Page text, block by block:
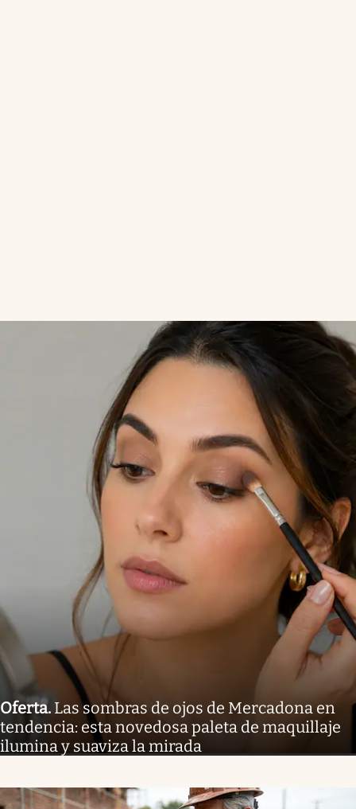
Oferta. Las sombras de ojos de Mercadona en
tendencia: esta novedosa paleta de maquillaje
ilumina y suaviza la mirada